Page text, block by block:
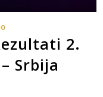
2.
Srbija